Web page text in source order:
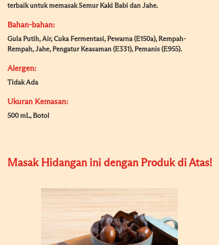
terbaik untuk memasak Semur Kaki Babi dan Jahe.
Bahan-bahan:
Gula Putih, Air, Cuka Fermentasi, Pewarna (E150a), Rempah-
Rempah, Jahe, Pengatur Keasaman (E331), Pemanis (E955).
Alergen:
Tidak Ada
Ukuran Kemasan:
500 mL, Botol
Masak Hidangan ini dengan Produk di Atas!